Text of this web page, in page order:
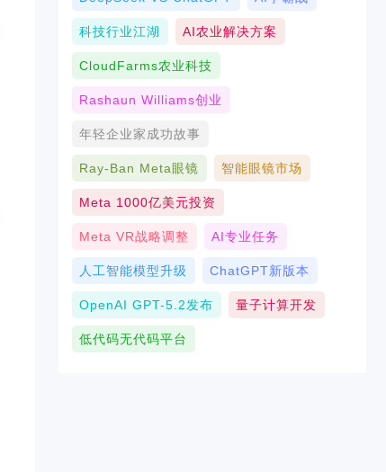
科技行业江湖 AI农业解决方案
CloudFarms农业科技
Rashaun Williams创业
年轻企业家成功故事
Ray-Ban Meta眼镜 智能眼镜市场
Meta 1000亿美元投资
Meta VR战略调整 AI专业任务
人工智能模型升级 ChatGPT新版本
OpenAI GPT-5.2发布 量子计算开发
低代码无代码平台